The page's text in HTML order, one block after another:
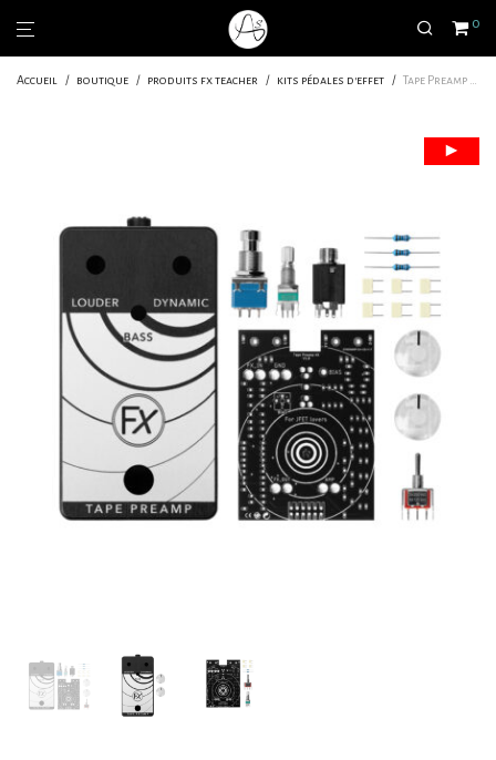
0
Accueil / boutique / produits fx teacher / kits pédales d'effet / Tape Preamp – kit complet